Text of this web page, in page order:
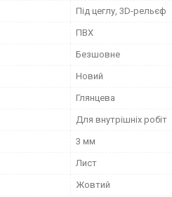
Під цеглу, 3D-рельєф
ПВХ
Безшовне
Новий
Глянцева
Для внутрішніх робіт
3 мм
Лист
Жовтий